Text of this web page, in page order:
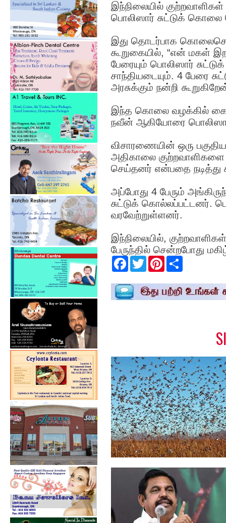
இந்நிலையில்
பொலிஸார் சுட்டுக்
இது தொடர்பாக
கூறுகையில், “என் மகள்
பேரையும் பொலிஸார்
சாந்தியடையும். 4 பேரை
அரசுக்கும் நன்றி
இந்த கொலை வழக்கில்
நவீன் ஆகியோரை
விசாரணையின் ஒரு
அதிகாலை
செய்தனர் என்பதை நடித்து
அப்போது 4 பேரும்
சுட்டுக் கொல்லப்பட்டனர்.
வரவேற்றுள்ளனர்.
இந்நிலையில்,
பேருந்தில் சென்றபோது
F
e
b
o
T
w
t
t
e
P
t
e
r
r
e
வெட்டுக்கிளிகள் தாக்குதலால்
பாதிக்க...